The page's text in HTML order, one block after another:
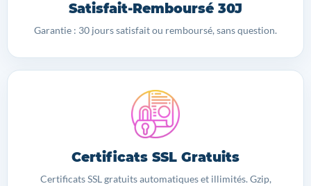
Satisfait-Remboursé 30J
Garantie : 30 jours satisfait ou remboursé, sans question.
Certificats SSL Gratuits
Certificats SSL gratuits automatiques et illimités. Gzip,